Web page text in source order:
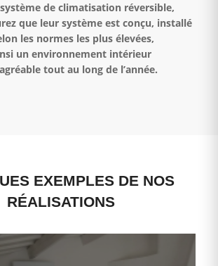
de climatisation réversible,
que leur système est conçu, installé
les normes les plus élevées,
un environnement intérieur
tout au long de l’année.
EXEMPLES DE NOS
RÉALISATIONS